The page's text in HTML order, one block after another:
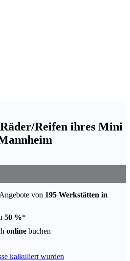
Reifen ihres Mini
von 195 Werkstätten in
50 %*
online buchen
kalkuliert wurden